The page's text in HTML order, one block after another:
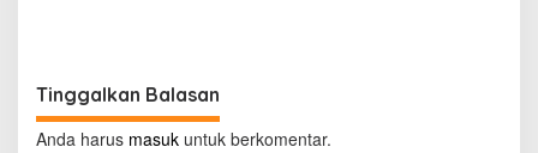
Tinggalkan Balasan
Anda harus masuk untuk berkomentar.